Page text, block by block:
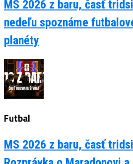
MS 2026 z baru, časť
nedeľu spoznáme
planéty
Futbal
MS 2026 z baru, časť